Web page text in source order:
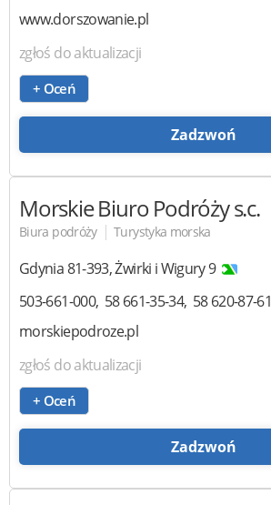
www.dorszowanie.pl
zgłoś do aktualizacji
+ Oceń
Zadzwoń
Morskie Biuro Podróży s.c.
Biura podróży | Turystyka morska
Gdynia81-393,Żwirki i Wigury 9
503-661-000 58 661-35-34 58 620-87-61
morskiepodroze.pl
zgłoś do aktualizacji
+ Oceń
Zadzwoń